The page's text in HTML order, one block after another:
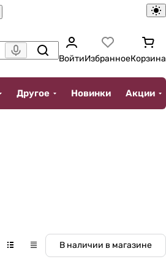
ВойтиИзбранноеКорзина
Другое Новинки Акции
В наличии в магазине